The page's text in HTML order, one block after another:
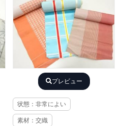
プレビュー
状態：非常によい
素材：交織